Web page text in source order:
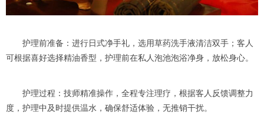
护理前准备：进行日式净手礼，选用草药洗手液清洁双手；客人
可根据喜好选择精油香型，护理前在私人泡池泡浴净身，放松身心。
护理过程：技师精准操作，全程专注理疗，根据客人反馈调整力
度，护理中及时提供温水，确保舒适体验，无推销干扰。